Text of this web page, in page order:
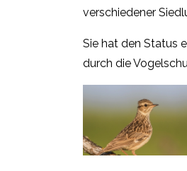
verschiedener
Sie hat den Status
durch die